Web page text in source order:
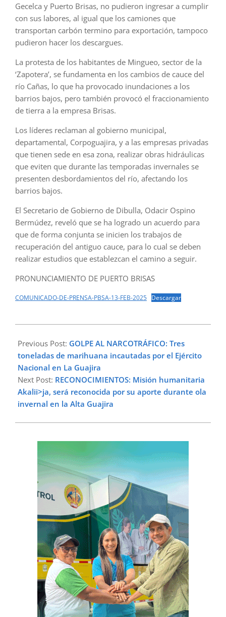
Gecelca y Puerto Brisas, no pudieron ingresar a cumplir
con sus labores, al igual que los camiones que
transportan carbón termino para exportación, tampoco
pudieron hacer los descargues.
La protesta de los habitantes de Mingueo, sector de la
‘Zapotera’, se fundamenta en los cambios de cauce del
río Cañas, lo que ha provocado inundaciones a los
barrios bajos, pero también provocó el fraccionamiento
de tierra a la empresa Brisas.
Los líderes reclaman al gobierno municipal,
departamental, Corpoguajira, y a las empresas privadas
que tienen sede en esa zona, realizar obras hidráulicas
que eviten que durante las temporadas invernales se
presenten desbordamientos del río, afectando los
barrios bajos.
El Secretario de Gobierno de Dibulla, Odacir Ospino
Bermúdez, reveló que se ha logrado un acuerdo para
que de forma conjunta se inicien los trabajos de
recuperación del antiguo cauce, para lo cual se deben
realizar estudios que establezcan el camino a seguir.
PRONUNCIAMIENTO DE PUERTO BRISAS
COMUNICADO-DE-PRENSA-PBSA-13-FEB-2025 Descargar
02-
13
Previous Post: GOLPE AL NARCOTRÁFICO: Tres
toneladas de marihuana incautadas por el Ejército
Nacional en La Guajira
Next Post: RECONOCIMIENTOS: Misión humanitaria
Akalii>ja, será reconocida por su aporte durante ola
invernal en la Alta Guajira